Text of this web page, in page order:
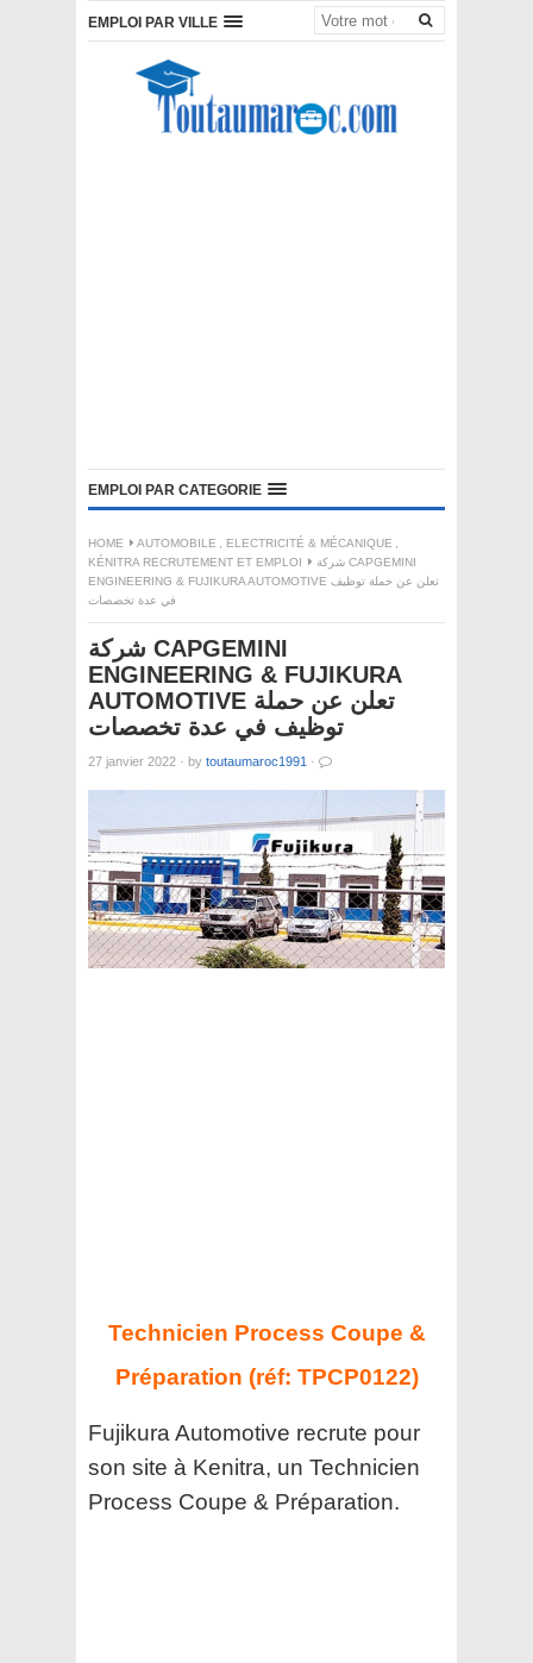
EMPLOI PAR VILLE
EMPLOI PAR CATEGORIE
HOME AUTOMOBILE , ELECTRICITÉ & MÉCANIQUE ,
KÉNITRA RECRUTEMENT ET EMPLOI
شركة CAPGEMINI
ENGINEERING & FUJIKURA AUTOMOTIVE تعلن عن حملة توظيف
في عدة تخصصات
شركة CAPGEMINI
ENGINEERING & FUJIKURA
AUTOMOTIVE تعلن عن حملة
توظيف في عدة تخصصات
27 janvier 2022 · by toutaumaroc1991 ·
Technicien Process Coupe &
Préparation (réf: TPCP0122)
Fujikura Automotive recrute pour
son site à Kenitra, un Technicien
Process Coupe & Préparation.